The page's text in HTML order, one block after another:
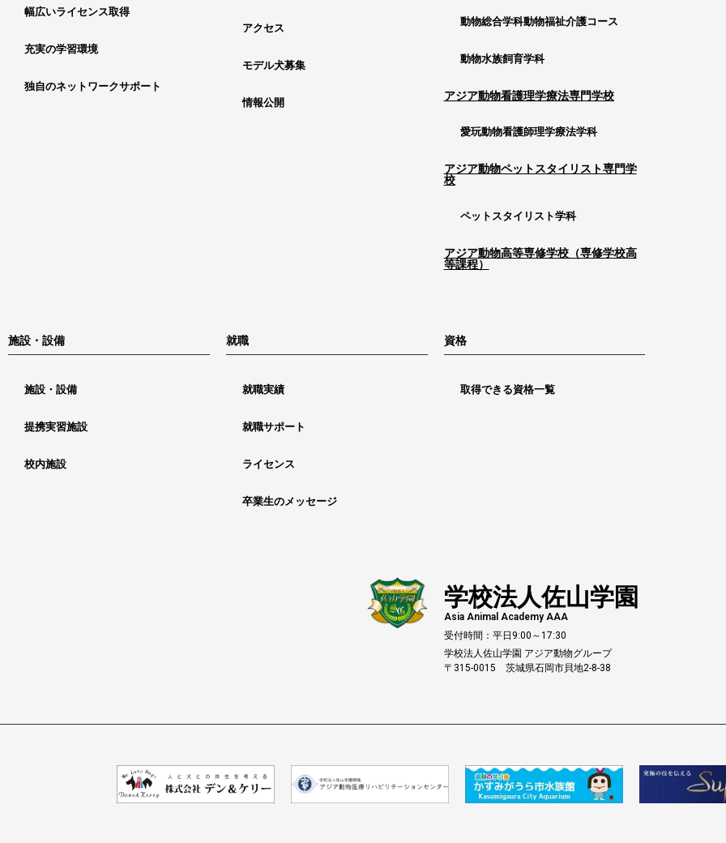
幅広いライセンス取得
充実の学習環境
独自のネットワークサポート
アクセス
モデル犬募集
情報公開
動物総合学科動物福祉介護コース
動物水族飼育学科
アジア動物看護理学療法専門学校
愛玩動物看護師理学療法学科
アジア動物ペットスタイリスト専門学
校
ペットスタイリスト学科
アジア動物高等専修学校（専修学校高
等課程）
施設・設備
施設・設備
提携実習施設
校内施設
就職
就職実績
就職サポート
ライセンス
卒業生のメッセージ
資格
取得できる資格一覧
学校法人佐山学園
Asia Animal Academy AAA
受付時間：平日9:00～17:30
学校法人佐山学園 アジア動物グループ
〒315-0015 茨城県石岡市貝地2-8-38